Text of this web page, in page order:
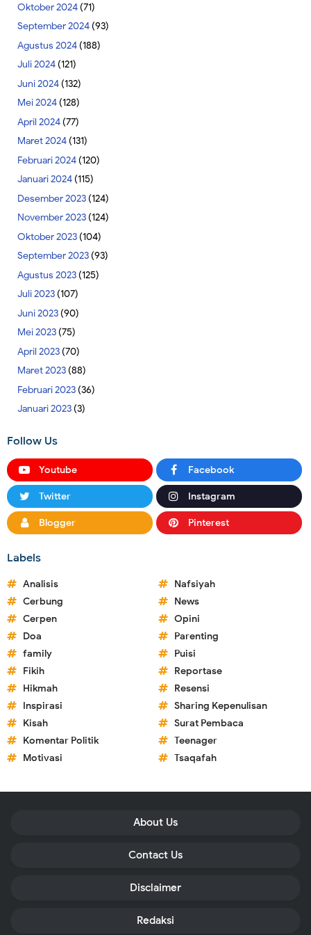
Oktober 2024(71)
September 2024(93)
Agustus 2024(188)
Juli 2024(121)
Juni 2024(132)
Mei 2024(128)
April 2024(77)
Maret 2024(131)
Februari 2024(120)
Januari 2024(115)
Desember 2023(124)
November 2023(124)
Oktober 2023(104)
September 2023(93)
Agustus 2023(125)
Juli 2023(107)
Juni 2023(90)
Mei 2023(75)
April 2023(70)
Maret 2023(88)
Februari 2023(36)
Januari 2023(3)
Follow Us
Youtube Facebook
Twitter Instagram
Blogger Pinterest
Labels
Analisis
Cerbung
Cerpen
Doa
family
Fikih
Hikmah
Inspirasi
Kisah
Komentar Politik
Motivasi
Nafsiyah
News
Opini
Parenting
Puisi
Reportase
Resensi
Sharing Kepenulisan
Surat Pembaca
Teenager
Tsaqafah
About Us
Contact Us
Disclaimer
Redaksi